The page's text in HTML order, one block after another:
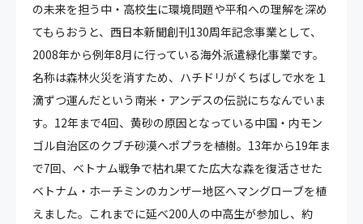
の未来を担う中・高校生に環境問題や平和への理解を深め
てもらおうと、西日本新聞創刊130周年記念事業として、
2008年から例年8月に行っている海外派遣緑化事業です。
名称は森林火災を消すため、ハチドリがくちばしで水を１
滴ずつ運んだという南米・アンデスの伝説にちなんでいま
す。12年まで4回、黄砂の原因となっている中国・内モン
ゴル自治区のクブチ砂漠へポプラを植樹。13年から19年ま
で7回、ベトナム戦争で枯れ果てた広大な森を復活させた
ベトナム・ホーチミンのカンザー地区へマングローブを植
えました。これまでに延べ200人の中高生が参加し、約